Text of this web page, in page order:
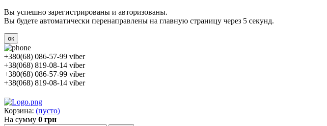
Вы успешно зарегистрированы и авторизованы.
Вы будете автоматически перенаправлены на главную страницу через 5 секунд.
ок
+380(68) 086-57-99 viber
+38(068) 819-08-14 viber
+380(68) 086-57-99 viber
+38(068) 819-08-14 viber
Корзина: (пусто)
На сумму 0 грн